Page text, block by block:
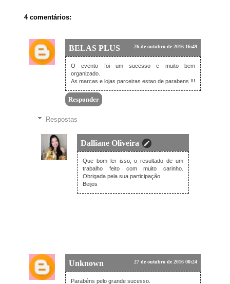
4 comentários:
BELAS PLUS 26 de outubro de 2016 16:49
O evento foi um sucesso e muito bem
organizado.
As marcas e lojas parceiras estao de parabens !!!
Responder
Respostas
Dalliane Oliveira
26 de outubro de 2016 20:26
Que bom ler isso, o resultado de um
trabalho feito com muito carinho.
Obrigada pela sua participação.
Beijos
Unknown 27 de outubro de 2016 00:24
Parabéns pelo grande sucesso.